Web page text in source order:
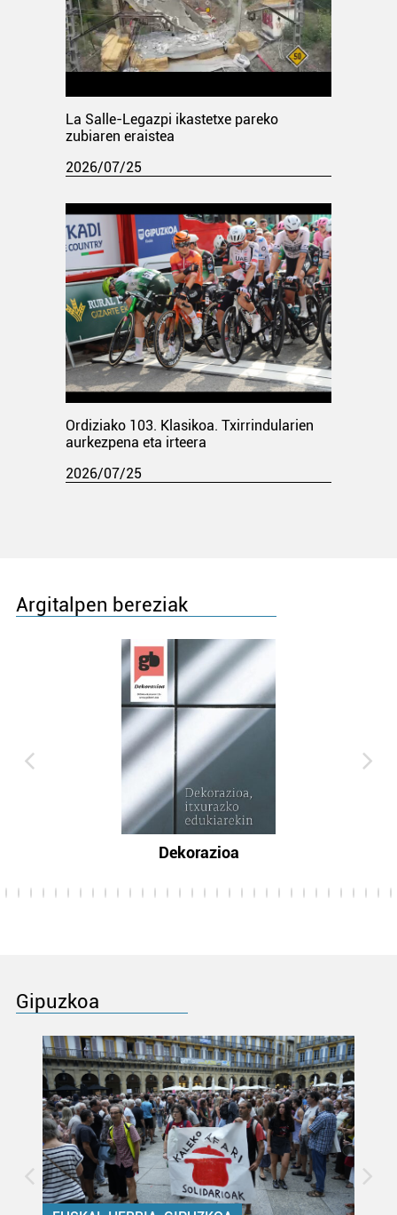
La Salle-Legazpi ikastetxe pareko
zubiaren eraistea
2026/07/25
Ordiziako 103. Klasikoa. Txirrindularien
aurkezpena eta irteera
2026/07/25
Argitalpen bereziak
Dekorazioa
Gipuzkoa